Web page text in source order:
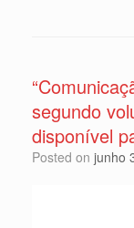
segundo
disponível
Posted on junho